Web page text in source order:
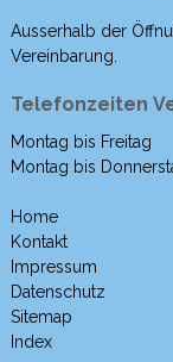
Ausserhalb der
Vereinbarung.
Telefonzeiten
Wochentag
Montag bis Freitag
Montag bis
Home
Kontakt
Impressum
Datenschutz
Sitemap
Index